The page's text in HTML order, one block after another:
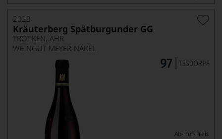
2023
Kräuterberg Spätburgunder GG
TROCKEN, AHR
WEINGUT MEYER-NÄKEL
Ab-Hof-Preis